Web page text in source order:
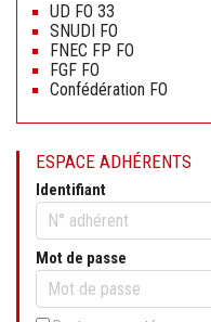
contenu
UD FO 33
SNUDI FO
FNEC FP FO
FGF FO
Confédération FO
ESPACE ADHÉRENTS
Identifiant
Mot de passe